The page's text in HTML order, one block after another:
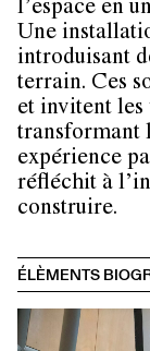
l’espace en
Une
introduisant
terrain. Ces
et invitent les
transformant
expérience
réfléchit à
construire.
ÉLÈMENTS